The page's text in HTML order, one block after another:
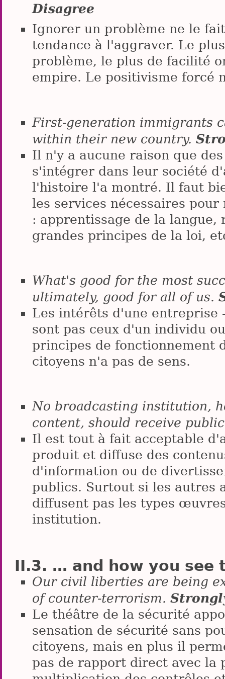
Disagree
Ignorer un problème ne le
tendance à l'aggraver. Le
problème, le plus de facilité
empire. Le positivisme forcé
First-generation immigrants
within their new country.
Il n'y a aucune raison que
s'intégrer dans leur société
l'histoire l'a montré. Il faut
les services nécessaires
: apprentissage de la
grandes principes de la loi,
What's good for the most
ultimately, good for all of us.
Les intérêts d'une
sont pas ceux d'un individu
principes de fonctionnement
citoyens n'a pas de sens.
No broadcasting institution,
content, should receive
Il est tout à fait acceptable
produit et diffuse des
d'information ou de
publics. Surtout si les autres
diffusent pas les types
institution.
… and how you see
Our civil liberties are being
of counter-terrorism.
Le théâtre de la sécurité
sensation de sécurité sans
citoyens, mais en plus il
pas de rapport direct avec la